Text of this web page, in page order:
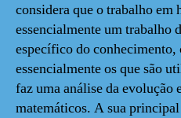
considera que o trabalho em
essencialmente um trabalho
específico do conhecimento,
essencialmente os que são
faz uma análise da evolução
matemáticos. A sua